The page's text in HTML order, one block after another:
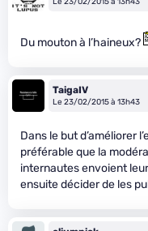
Du mouton à l’haineux?
TaigaIV
Le 23/02/2015 à 13h43
Dans le but d’améliorer
préférable que la
internautes envoient
ensuite décider de les